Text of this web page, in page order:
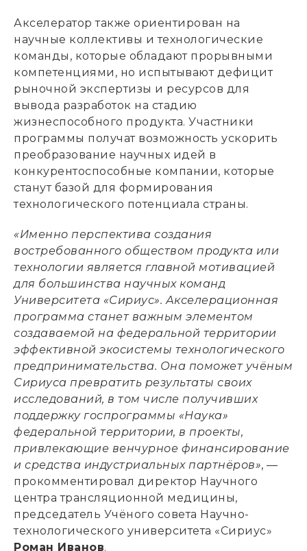
Акселератор также ориентирован на
научные коллективы и технологические
команды, которые обладают прорывными
компетенциями, но испытывают дефицит
рыночной экспертизы и ресурсов для
вывода разработок на стадию
жизнеспособного продукта. Участники
программы получат возможность ускорить
преобразование научных идей в
конкурентоспособные компании, которые
станут базой для формирования
технологического потенциала страны.
«Именно перспектива создания
востребованного обществом продукта или
технологии является главной мотивацией
для большинства научных команд
Университета «Сириус». Акселерационная
программа станет важным элементом
создаваемой на федеральной территории
эффективной экосистемы технологического
предпринимательства. Она поможет учёным
Сириуса превратить результаты своих
исследований, в том числе получивших
поддержку госпрограммы «Наука»
федеральной территории, в проекты,
привлекающие венчурное финансирование
и средства индустриальных партнёров», —
прокомментировал директор Научного
центра трансляционной медицины,
председатель Учёного совета Научно-
технологического университета «Сириус»
Роман Иванов.